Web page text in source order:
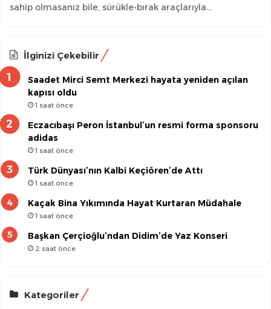
sahip olmasanız bile, sürükle-bırak araçlarıyla…
İlginizi Çekebilir
Saadet Mirci Semt Merkezi hayata yeniden açılan
kapısı oldu
1 saat önce
Eczacıbaşı Peron İstanbul’un resmi forma sponsoru
adidas
1 saat önce
Türk Dünyası’nın Kalbi Keçiören’de Attı
1 saat önce
Kaçak Bina Yıkımında Hayat Kurtaran Müdahale
1 saat önce
Başkan Çerçioğlu’ndan Didim’de Yaz Konseri
2 saat önce
Kategoriler